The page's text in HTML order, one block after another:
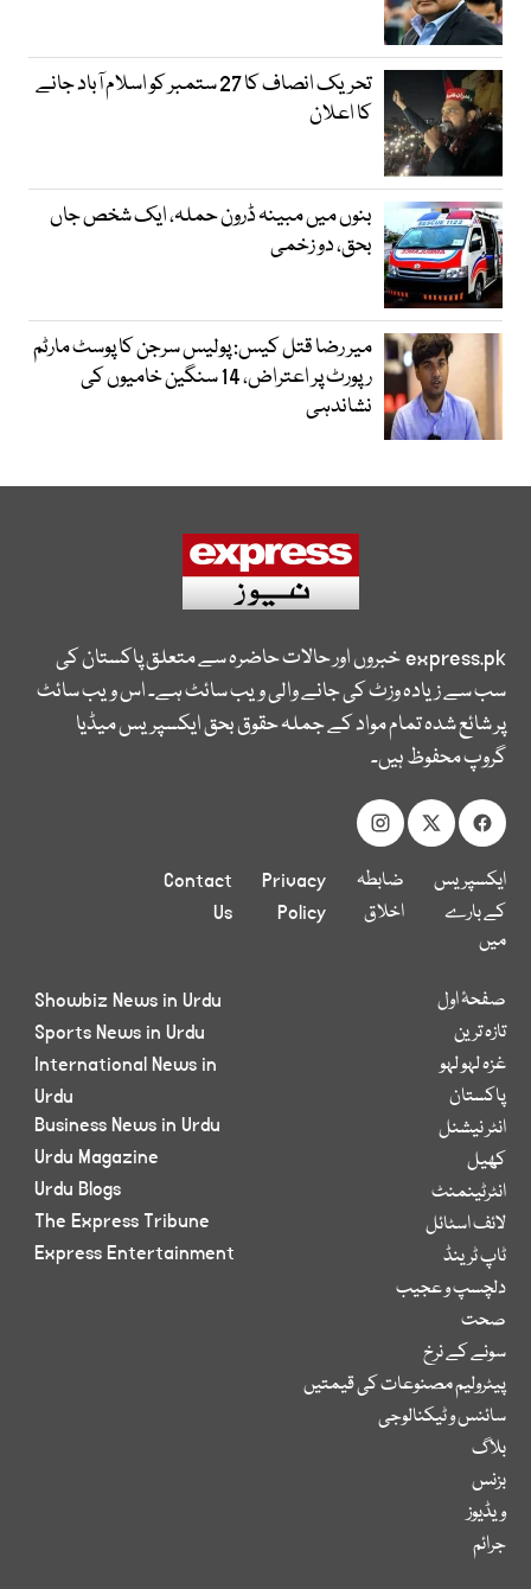
تحریک انصاف کا 27 ستمبر کو اسلام آباد جانے
کا اعلان
بنوں میں مبینہ ڈرون حملہ، ایک شخص جاں
بحق، دو زخمی
میر رضا قتل کیس: پولیس سرجن کا پوسٹ مارٹم
رپورٹ پر اعتراض، 14 سنگین خامیوں کی
نشاندہی
express.pkخبروں اور حالات حاضرہ سے متعلق پاکستان کی
سب سے زیادہ وزٹ کی جانے والی ویب سائٹ ہے۔ اس ویب سائٹ
پر شائع شدہ تمام مواد کے جملہ حقوق بحق ایکسپریس میڈیا
گروپ محفوظ ہیں۔
ایکسپریس
کے بارے
میں
ضابطہ
اخلاق
Privacy
Policy
Contact
Us
صفحۂ اول
تازہ ترین
غزہ لہو لہو
پاکستان
انٹر نیشنل
کھیل
انٹرٹینمنٹ
لائف اسٹائل
ٹاپ ٹرینڈ
دلچسپ و عجیب
صحت
سونے کے نرخ
پیٹرولیم مصنوعات کی قیمتیں
سائنس و ٹیکنالوجی
بلاگ
بزنس
ویڈیوز
جرائم
Showbiz News in Urdu
Sports News in Urdu
International News in
Urdu
Business News in Urdu
Urdu Magazine
Urdu Blogs
The Express Tribune
Express Entertainment